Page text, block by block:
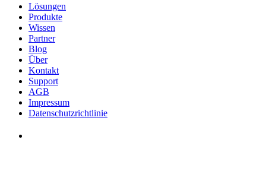
Lösungen
Produkte
Wissen
Partner
Blog
Über
Kontakt
Support
AGB
Impressum
Datenschutzrichtlinie